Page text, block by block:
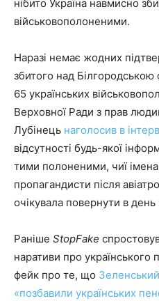
нібито Україна навмисно
військовополоненими.
Наразі немає жодних
збитого над
65 українських
Верховної Ради з прав
Лубінець наголосив в
відсутності будь-якої
тими полоненими, чиї імена
пропагандисти після
очікувала повернути в день
Раніше StopFake
наративи про українського
фейк про те, що
«позбавили українських